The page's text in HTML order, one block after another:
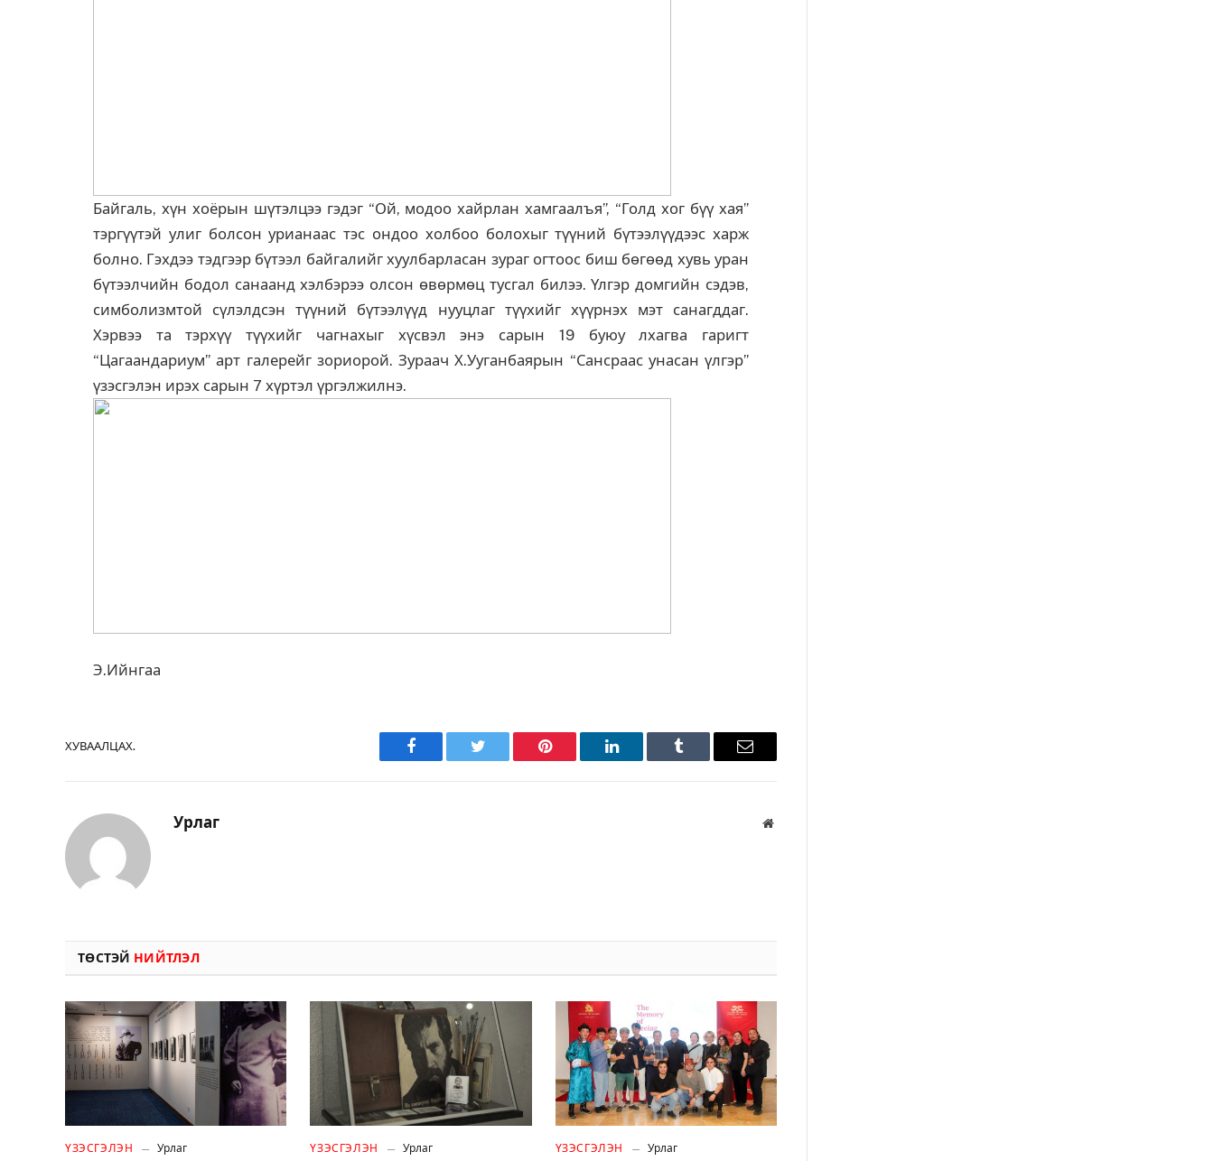
Байгаль, хүн хоёрын шүтэлцээ гэдэг “Ой, модоо хайрлан хамгаалъя”, “Голд хог бүү хая”
тэргүүтэй улиг болсон урианаас тэс ондоо холбоо болохыг түүний бүтээлүүдээс харж
болно. Гэхдээ тэдгээр бүтээл байгалийг хуулбарласан зураг огтоос биш бөгөөд хувь уран
бүтээлчийн бодол санаанд хэлбэрээ олсон өвөрмөц тусгал билээ. Үлгэр домгийн сэдэв,
симболизмтой сүлэлдсэн түүний бүтээлүүд нууцлаг түүхийг хүүрнэх мэт санагддаг.
Хэрвээ та тэрхүү түүхийг чагнахыг хүсвэл энэ сарын 19 буюу лхагва гаригт
“Цагаандариум” арт галерейг зориорой. Зураач Х.Ууганбаярын “Сансраас унасан үлгэр”
үзэсгэлэн ирэх сарын 7 хүртэл үргэлжилнэ.
Э.Ийнгаа
ХУВААЛЦАХ.
Facebook Twitter Pinterest LinkedIn Tumblr Имэйл
Урлаг Вэбсайт
ТӨСТЭЙ НИЙТЛЭЛ
ҮЗЭСГЭЛЭН Урлаг ҮЗЭСГЭЛЭН Урлаг ҮЗЭСГЭЛЭН Урлаг